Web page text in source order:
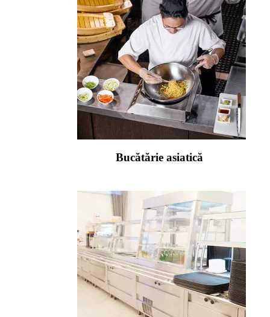
Bucătărie asiatică